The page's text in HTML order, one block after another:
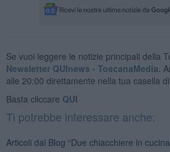
Se vuoi leggere le notizie principali della
Newsletter QUInews - ToscanaMedia.
alle 20:00 direttamente nella tua casella di
Basta cliccare QUI
Ti potrebbe interessare anche:
Articoli dal Blog “Due chiacchiere in